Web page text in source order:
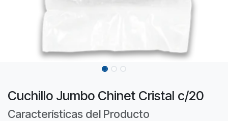
Cuchillo Jumbo Chinet Cristal c/20
Características del Producto